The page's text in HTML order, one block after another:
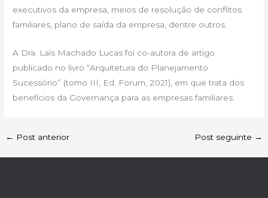
executivos da empresa, meios de resolução de conflitos
familiares, plano de saída da empresa, dentre outros.
A Dra. Laís Machado Lucas foi co-autora de artigo
publicado no livro “Arquitetura do Planejamento
Sucessório” (tomo III, Ed. Forum, 2021), em que trata dos
benefícios da Governança para as empresas familiares.
← Post anterior Post seguinte →